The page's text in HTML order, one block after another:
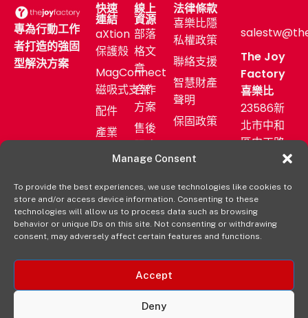
Manage Consent
To provide the best experiences, we use technologies like cookies to
store and/or access device information. Consenting to these
technologies will allow us to process data such as browsing
behavior or unique IDs on this site. Not consenting or withdrawing
consent, may adversely affect certain features and functions.
Accept
Deny
專為行動工作
者打造的強固
型解決方案
快速
連結
aXtion
保護殼
MagConnect
磁吸式支架
配件
產業
aXtion→
線上
資源
部落
格文
章
合作
方案
售後
服務
新聞
發佈
室
經銷
通路
法律條款
喜樂比隱
私權政策
聯絡支援
智慧財產
聲明
保固政策
The Joy
Factory
喜樂比
23586新
北市中和
區中正路
872號11F
(02)
2222-
9827